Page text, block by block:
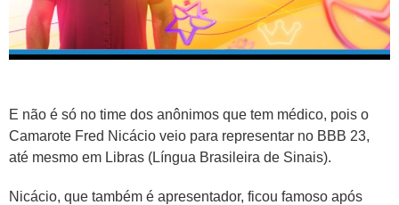
E não é só no time dos anônimos que tem médico, pois o
Camarote Fred Nicácio veio para representar no BBB 23,
até mesmo em Libras (Língua Brasileira de Sinais).
Nicácio, que também é apresentador, ficou famoso após